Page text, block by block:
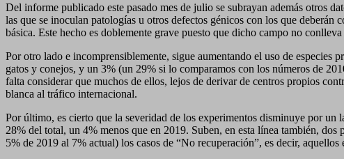
Del informe publicado este pasado mes de julio se subrayan además otros
las que se inoculan patologías u otros defectos génicos con los que
básica. Este hecho es doblemente grave puesto que dicho campo no
Por otro lado e incomprensiblemente, sigue aumentando el uso de especies
gatos y conejos, y un 3% (un 29% si lo comparamos con los números de
falta considerar que muchos de ellos, lejos de derivar de centros propios
blanca al tráfico internacional.
Por último, es cierto que la severidad de los experimentos disminuye por
28% del total, un 4% menos que en 2019. Suben, en esta línea también,
5% de 2019 al 7% actual) los casos de “No recuperación”, es decir,